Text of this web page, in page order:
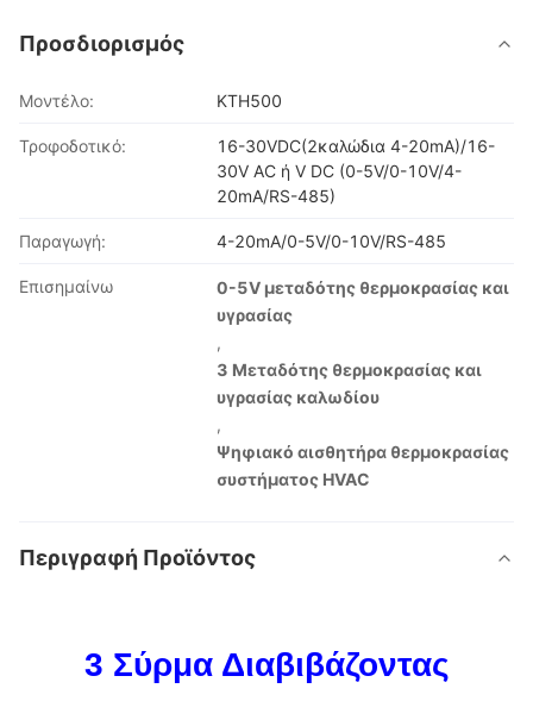
Προσδιορισμός
Μοντέλο: KTH500
Τροφοδοτικό:
16-30VDC(2καλώδια 4-20mA)/16-
30V AC ή V DC (0-5V/0-10V/4-
20mA/RS-485)
Παραγωγή: 4-20mA/0-5V/0-10V/RS-485
Επισημαίνω
0-5V μεταδότης θερμοκρασίας και
υγρασίας
,
3 Μεταδότης θερμοκρασίας και
υγρασίας καλωδίου
,
Ψηφιακό αισθητήρα θερμοκρασίας
συστήματος HVAC
Περιγραφή Προϊόντος
3 Σύρμα Διαβιβάζοντας